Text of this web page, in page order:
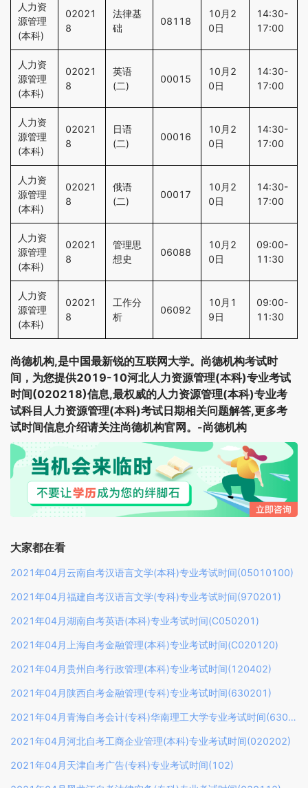
人力资
源管理
(本科)
02021
8
法律基
础
08118
10月2
0日
14:30-
17:00
人力资
源管理
(本科)
02021
8
英语
(二)
00015
10月2
0日
14:30-
17:00
人力资
源管理
(本科)
02021
8
日语
(二)
00016
10月2
0日
14:30-
17:00
人力资
源管理
(本科)
02021
8
俄语
(二)
00017
10月2
0日
14:30-
17:00
人力资
源管理
(本科)
02021
8
管理思
想史
06088
10月2
0日
09:00-
11:30
人力资
源管理
(本科)
02021
8
工作分
析
06092
10月1
9日
09:00-
11:30
尚德机构,是中国最新锐的互联网大学。尚德机构考试时
间，为您提供2019-10河北人力资源管理(本科)专业考试
时间(020218)信息,最权威的人力资源管理(本科)专业考
试科目人力资源管理(本科)考试日期相关问题解答,更多考
试时间信息介绍请关注尚德机构官网。-尚德机构
大家都在看
2021年04月云南自考汉语言文学(本科)专业考试时间(05010100)
2021年04月福建自考汉语言文学(专科)专业考试时间(970201)
2021年04月湖南自考英语(本科)专业考试时间(C050201)
2021年04月上海自考金融管理(本科)专业考试时间(C020120)
2021年04月贵州自考行政管理(本科)专业考试时间(120402)
2021年04月陕西自考金融管理(专科)专业考试时间(630201)
2021年04月青海自考会计(专科)华南理工大学专业考试时间(630302)
2021年04月河北自考工商企业管理(本科)专业考试时间(020202)
2021年04月天津自考广告(专科)专业考试时间(102)